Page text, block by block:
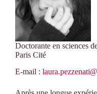
Doctorante en sciences
Paris Cité
E-mail :